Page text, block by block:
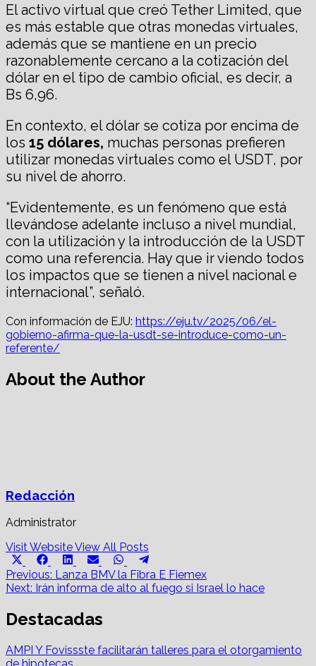
El activo virtual que creó Tether Limited, que
es más estable que otras monedas virtuales,
además que se mantiene en un precio
razonablemente cercano a la cotización del
dólar en el tipo de cambio oficial, es decir, a
Bs 6,96.
En contexto, el dólar se cotiza por encima de
los 15 dólares, muchas personas prefieren
utilizar monedas virtuales como el USDT, por
su nivel de ahorro.
“Evidentemente, es un fenómeno que está
llevándose adelante incluso a nivel mundial,
con la utilización y la introducción de la USDT
como una referencia. Hay que ir viendo todos
los impactos que se tienen a nivel nacional e
internacional”, señaló.
Con información de EJU: https://eju.tv/2025/06/el-
gobierno-afirma-que-la-usdt-se-introduce-como-un-
referente/
About the Author
Redacción
Administrator
Visit WebsiteView All Posts
Share
on
(Twitter)
Share
on
Facebook
Share
on
LinkedIn
Share
on
Email
Share
on
WhatsApp
on
Post
navigation
Previous: Lanza BMV la Fibra E Fiemex
Next: Irán informa de alto al fuego si Israel lo hace
Destacadas
AMPI Y Fovissste facilitarán talleres para el otorgamiento